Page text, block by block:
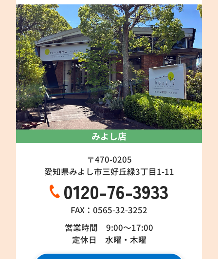
みよし店
〒470-0205
愛知県みよし市三好丘緑3丁目1-11
0120-76-3933
FAX：0565-32-3252
営業時間 9:00～17:00
定休日 水曜・木曜